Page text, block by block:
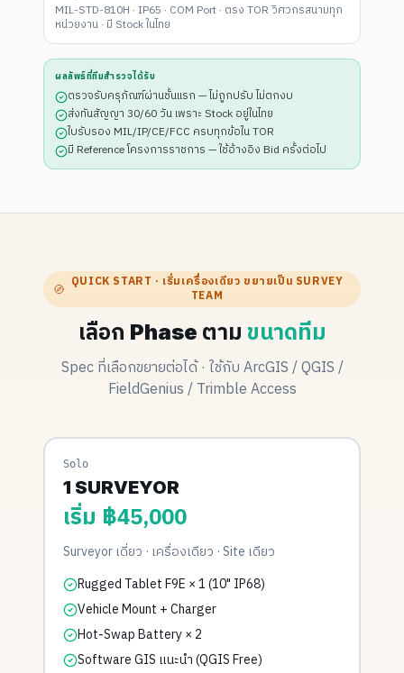
MIL-STD-810H · IP65 · COM Port · ตรง TOR วิศวกรสนามทุก
หน่วยงาน · มี Stock ในไทย
ผลลัพธ์ที่ทีมสำรวจได้รับ
ตรวจรับครุภัณฑ์ผ่านชั้นแรก — ไม่ถูกปรับ ไม่ตกงบ
ส่งทันสัญญา 30/60 วัน เพราะ Stock อยู่ในไทย
ใบรับรอง MIL/IP/CE/FCC ครบทุกข้อใน TOR
มี Reference โครงการราชการ — ใช้อ้างอิง Bid ครั้งต่อไป
QUICK START · เริ่มเครื่องเดียว ขยายเป็น SURVEY
TEAM
เลือก Phase ตาม ขนาดทีม
Spec ที่เลือกขยายต่อได้ · ใช้กับ ArcGIS / QGIS /
FieldGenius / Trimble Access
Solo
1 SURVEYOR
เริ่ม ฿45,000
Surveyor เดี่ยว · เครื่องเดียว · Site เดียว
Rugged Tablet F9E × 1 (10" IP68)
Vehicle Mount + Charger
Hot-Swap Battery × 2
Software GIS แนะนำ (QGIS Free)